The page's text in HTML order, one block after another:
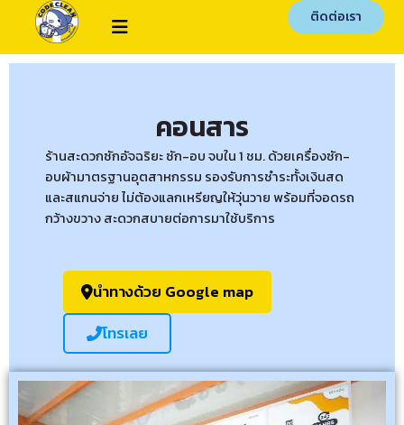
ติดต่อเรา
คอนสาร
ร้านสะดวกซักอัจฉริยะ ซัก-อบ จบใน 1 ชม. ด้วยเครื่องซัก-
อบผ้ามาตรฐานอุตสาหกรรม รองรับการชำระทั้งเงินสด
และสแกนจ่าย ไม่ต้องแลกเหรียญให้วุ่นวาย พร้อมที่จอดรถ
กว้างขวาง สะดวกสบายต่อการมาใช้บริการ
นำทางด้วย Google map
โทรเลย